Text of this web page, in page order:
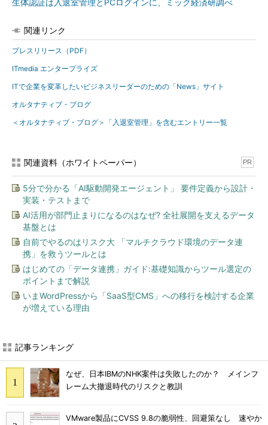
生体認証は入退室管理とPCログインに、ミック経済研調べ
関連リンク
プレスリリース（PDF）
ITmedia エンタープライズ
ITで企業を変革したいビジネスリーダーのための「News」サイト
オルタナティブ・ブログ
＜オルタナティブ・ブログ＞「入退室管理」を含むエントリー一覧
関連資料（ホワイトペーパー） PR
5分で分かる「AI駆動開発エージェント」 要件定義から設計・
実装・テストまで
AI活用が部門止まりになるのはなぜ? 全社展開を支えるデータ
基盤とは
自前でやるのはリスク大 「マルチクラウド環境のデータ連
携」を救うツールとは
はじめての「データ連携」ガイド:基礎知識からツール選定の
ポイントまで解説
いまWordPressから「SaaS型CMS」への移行を検討する企業
が増えている理由
記事ランキング
なぜ、日本IBMのNHK案件は失敗したのか？ メインフ
レーム大撤退時代のリスクと教訓
VMware製品にCVSS 9.8の脆弱性、回避策なし 速やか